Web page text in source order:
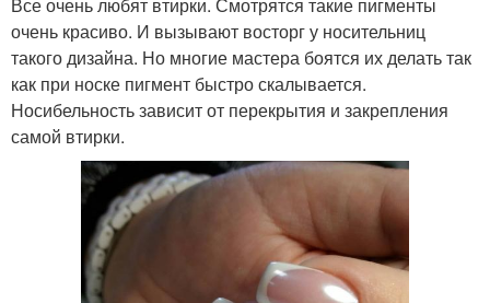
очень красиво. И вызывают восторг у носительниц
такого дизайна. Но многие мастера боятся их делать так
как при носке пигмент быстро скалывается.
Носибельность зависит от перекрытия и закрепления
самой втирки.